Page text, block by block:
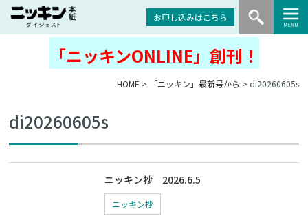
お申し込みはこちら
「ニッキンONLINE」創刊！
HOME > 「ニッキン」最新号から > di20260605s
di20260605s
ニッキン抄 2026.6.5
ニッキン抄